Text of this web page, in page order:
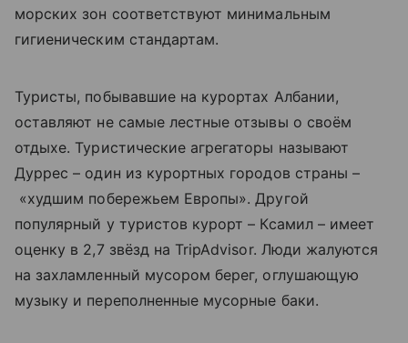
морских зон соответствуют минимальным
гигиеническим стандартам.
Туристы, побывавшие на курортах Албании,
оставляют не самые лестные отзывы о своём
отдыхе. Туристические агрегаторы называют
Дуррес – один из курортных городов страны –
«худшим побережьем Европы». Другой
популярный у туристов курорт – Ксамил – имеет
оценку в 2,7 звёзд на TripAdvisor. Люди жалуются
на захламленный мусором берег, оглушающую
музыку и переполненные мусорные баки.